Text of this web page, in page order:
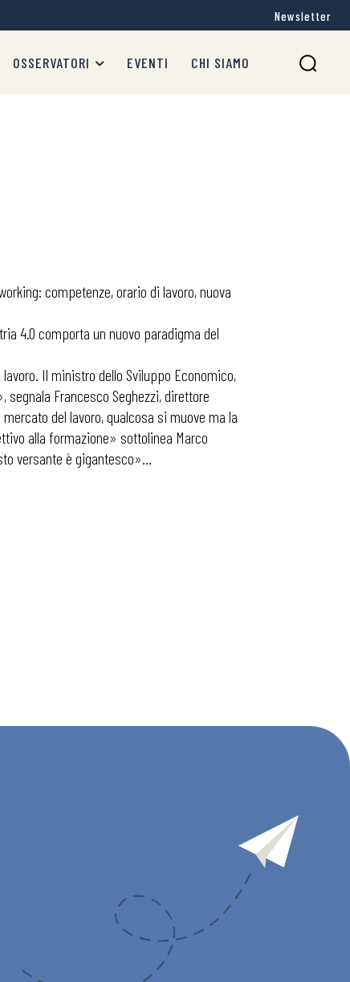
Newsletter
OSSERVATORI EVENTI CHI SIAMO
competenze, orario di lavoro, nuova
4.0 comporta un nuovo paradigma del
Il ministro dello Sviluppo Economico,
segnala Francesco Seghezzi, direttore
del lavoro, qualcosa si muove ma la
alla formazione» sottolinea Marco
versante è gigantesco»…